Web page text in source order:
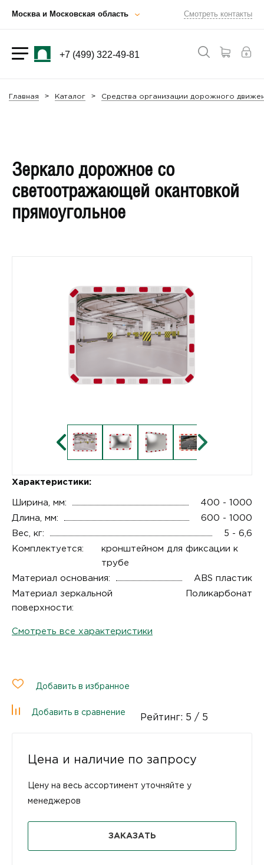
Москва и Московская область Смотреть контакты
+7 (499) 322-49-81
Главная Каталог Средства организации дорожного
Зеркало дорожное со
светоотражающей окантовкой
прямоугольное
Характеристики:
Ширина, мм:
400 - 1000
Длина, мм:
600 - 1000
Вес, кг:
5 - 6,6
Комплектуется:
кронштейном для фиксации к
трубе
Материал основания:
ABS пластик
Материал зеркальной
поверхности:
Поликарбонат
Смотреть все характеристики
Добавить в избранное
Добавить в сравнение
Рейтинг: 5 / 5
Цена и наличие по запросу
Цену на весь ассортимент уточняйте у
менеджеров
ЗАКАЗАТЬ